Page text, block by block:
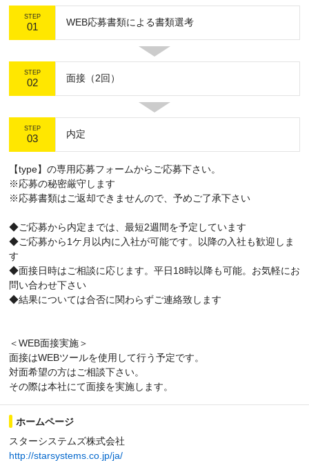
STEP
01 WEB応募書類による書類選考
STEP
02 面接（2回）
STEP
03 内定
【type】の専用応募フォームからご応募下さい。
※応募の秘密厳守します
※応募書類はご返却できませんので、予めご了承下さい
◆ご応募から内定までは、最短2週間を予定しています
◆ご応募から1ケ月以内に入社が可能です。以降の入社も歓迎しま
す
◆面接日時はご相談に応じます。平日18時以降も可能。お気軽にお
問い合わせ下さい
◆結果については合否に関わらずご連絡致します
＜WEB面接実施＞
面接はWEBツールを使用して行う予定です。
対面希望の方はご相談下さい。
その際は本社にて面接を実施します。
ホームページ
スターシステムズ株式会社
http://starsystems.co.jp/ja/